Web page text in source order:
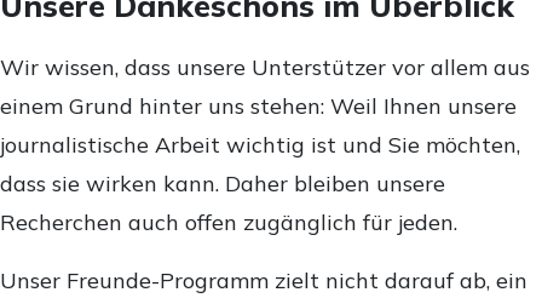
Wir wissen, dass unsere Unterstützer vor allem aus
einem Grund hinter uns stehen: Weil Ihnen unsere
journalistische Arbeit wichtig ist und Sie möchten,
dass sie wirken kann. Daher bleiben unsere
Recherchen auch offen zugänglich für jeden.
Unser Freunde-Programm zielt nicht darauf ab, ein